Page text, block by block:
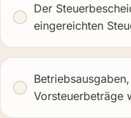
Der
eingereichten
Vorsteuerbeträge